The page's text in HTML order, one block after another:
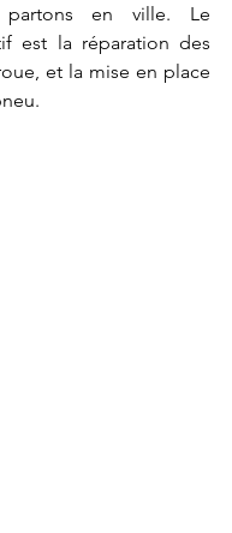
en ville. Le
est la réparation des
et la mise en place